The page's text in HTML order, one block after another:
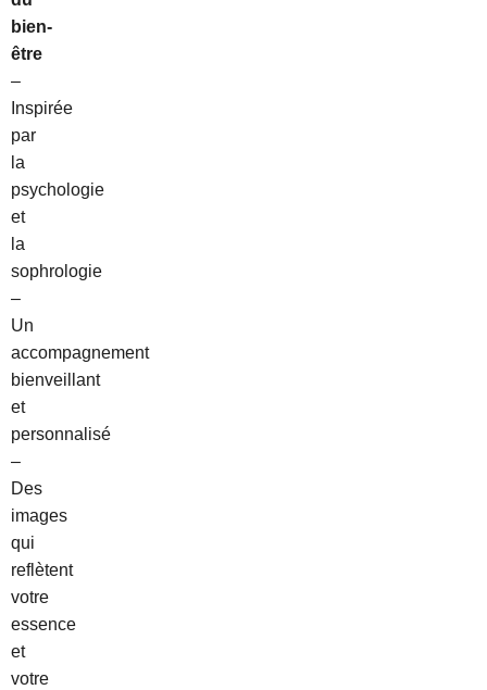
bien-
être
–
Inspirée
par
la
psychologie
et
la
sophrologie
–
Un
accompagnement
bienveillant
et
personnalisé
–
Des
images
qui
reflètent
votre
essence
et
votre